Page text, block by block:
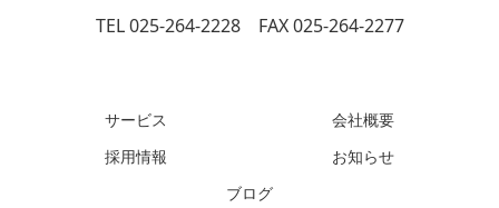
TEL 025-264-2228 FAX 025-264-2277
サービス
会社概要
採用情報
お知らせ
ブログ